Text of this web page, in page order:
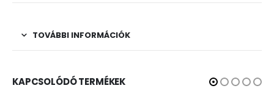
TOVÁBBI INFORMÁCIÓK
KAPCSOLÓDÓ TERMÉKEK